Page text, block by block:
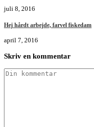
juli 8, 2016
Hej hårdt arbejde, farvel fiskedam
april 7, 2016
Skriv en kommentar